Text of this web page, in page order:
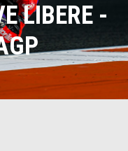
LIBERE -